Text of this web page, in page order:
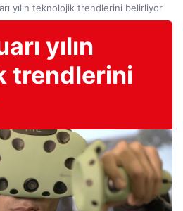
yılın teknolojik trendlerini belirliyor
yılın
trendlerini